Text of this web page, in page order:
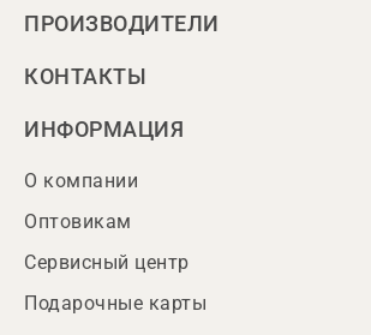
ПРОИЗВОДИТЕЛИ
КОНТАКТЫ
ИНФОРМАЦИЯ
О компании
Оптовикам
Сервисный центр
Подарочные карты